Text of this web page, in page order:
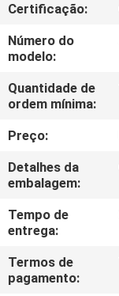
EXCURSÃO
DA
FÁBRICA
CONTROLE
DA
QUALIDADE
CONTACTE-
NOS
Certificação:
Número do
modelo:
Quantidade de
ordem mínima:
Preço:
Detalhes da
embalagem:
Tempo de
entrega:
Termos de
pagamento: